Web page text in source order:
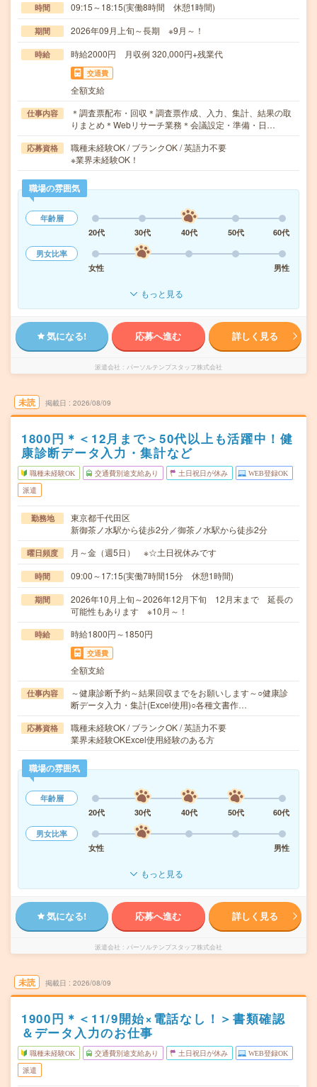
時間 09:15～18:15(実働8時間 休憩1時間)
期間 2026年09月上旬～長期 ※9月～！
時給 時給2000円 月収例 320,000円+残業代
交通費
全額支給
仕事内容
＊調査票配布・回収＊調査票作成、入力、集計、結果の取
りまとめ＊Webリサーチ業務＊会議設定・準備・日…
応募資格
職種未経験OK / ブランクOK / 英語力不要
※業界未経験OK！
職場の雰囲気
年齢層
20代
30代 40代 50代
60代
男女比率
女性
男性
もっと見る
気になる! 応募へ進む 詳しく見る
派遣会社 パーソルテンプスタッフ株式会社
未読 掲載日 2026/08/09
1800円＊＜12月まで＞50代以上も活躍中！健
康診断データ入力・集計など
職種未経験OK 交通費別途支給あり 土日祝日が休み WEB登録OK
派遣
勤務地
東京都千代田区
新御茶ノ水駅から徒歩2分／御茶ノ水駅から徒歩2分
曜日頻度 月～金（週5日） ※☆土日祝休みです
時間 09:00～17:15(実働7時間15分 休憩1時間)
期間
2026年10月上旬～2026年12月下旬 12月末まで 延長の
可能性もあります ※10月～！
時給 時給1800円～1850円
交通費
全額支給
仕事内容
～健康診断予約～結果回収までをお願いします～○健康診
断データ入力・集計(Excel使用)○各種文書作…
応募資格
職種未経験OK / ブランクOK / 英語力不要
業界未経験OKExcel使用経験のある方
職場の雰囲気
年齢層
20代
30代 40代 50代
60代
男女比率
女性
男性
もっと見る
気になる! 応募へ進む 詳しく見る
派遣会社 パーソルテンプスタッフ株式会社
未読 掲載日 2026/08/09
1900円＊＜11/9開始×電話なし！＞書類確認
＆データ入力のお仕事
職種未経験OK 交通費別途支給あり 土日祝日が休み WEB登録OK
派遣